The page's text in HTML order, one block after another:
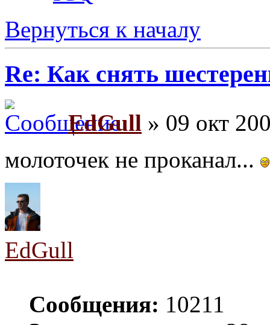
Вернуться к началу
Re: Как снять
EdGull » 09 окт
молоточек не проканал...
EdGull
Сообщения: 10211